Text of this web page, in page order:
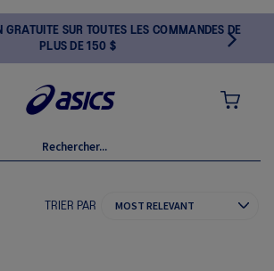
GRATUITE SUR TOUTES LES COMMANDES DE
PLUS DE 150 $
MON
TRIER PAR